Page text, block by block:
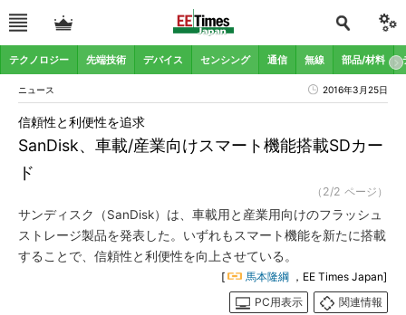
テクノロジー 先端技術 デバイス センシング 通信 無線 部品/材料
ニュース 2016年3月25日
SanDisk、車載/産業向けスマート機能搭載SDカー
ド
信頼性と利便性を追求
（2/2 ページ）
サンディスク（SanDisk）は、車載用と産業用向けのフラッシュ
ストレージ製品を発表した。いずれもスマート機能を新たに搭載
することで、信頼性と利便性を向上させている。
[ 馬本隆綱 ，EE Times Japan]
PC用表示
関連情報